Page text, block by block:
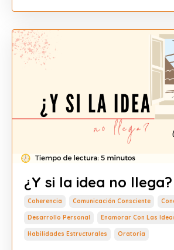
¿Y si la idea no llega?
Coherencia Comunicación Consciente
Desarrollo Personal Enamorar Con Las
Habilidades Estructurales Oratoria